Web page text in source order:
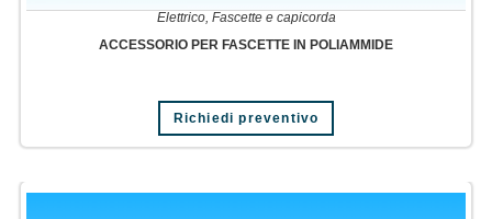
Elettrico, Fascette e capicorda
ACCESSORIO PER FASCETTE IN POLIAMMIDE
Richiedi preventivo